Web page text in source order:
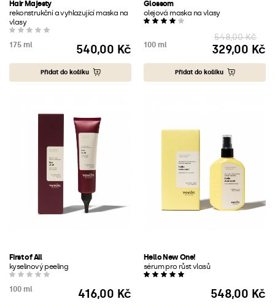
Hair Majesty
rekonstrukční a vyhlazující maska na
vlasy
175 ml
Cena
540,00 Kč
Přidat do košíku
Glossom
olejová maska na vlasy
100 ml
548,00 Kč
Cena
329,00 Kč
Přidat do košíku
First of All
kyselinový peeling
100 ml
Cena
416,00 Kč
Hello New One!
sérum pro růst vlasů
Cena
548,00 Kč